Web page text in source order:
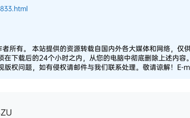
所有。 本站提供的资源转载自国内外各大媒体和网络，仅
在下载后的24个小时之内，从您的电脑中彻底删除上述内
权问题，如有侵权请邮件与我们联系处理。敬请谅解！E-